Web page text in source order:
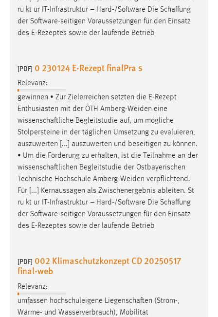
ru kt ur IT-Infrastruktur – Hard-/Software Die Schaffung
der Software-seitigen Voraussetzungen für den Einsatz
des E-Rezeptes sowie der laufende Betrieb
[PDF] 0 230124 E-Rezept finalPra s
Relevanz:
gewinnen • Zur Zielerreichen setzten die E-Rezept
Enthusiasten mit der OTH Amberg-Weiden eine
wissenschaftliche Begleitstudie auf, um mögliche
Stolpersteine in der täglichen Umsetzung zu evaluieren,
auszuwerten [...] auszuwerten und beseitigen zu können.
• Um die Förderung zu erhalten, ist die Teilnahme an der
wissenschaftlichen Begleitstudie der Ostbayerischen
Technische Hochschule Amberg-Weiden verpflichtend.
Für [...] Kernaussagen als Zwischenergebnis ableiten. St
ru kt ur IT-Infrastruktur – Hard-/Software Die Schaffung
der Software-seitigen Voraussetzungen für den Einsatz
des E-Rezeptes sowie der laufende Betrieb
[PDF] 002 Klimaschutzkonzept CD 20250517
final-web
Relevanz:
umfassen hochschuleigene Liegenschaften (Strom-,
Wärme- und Wasserverbrauch), Mobilität